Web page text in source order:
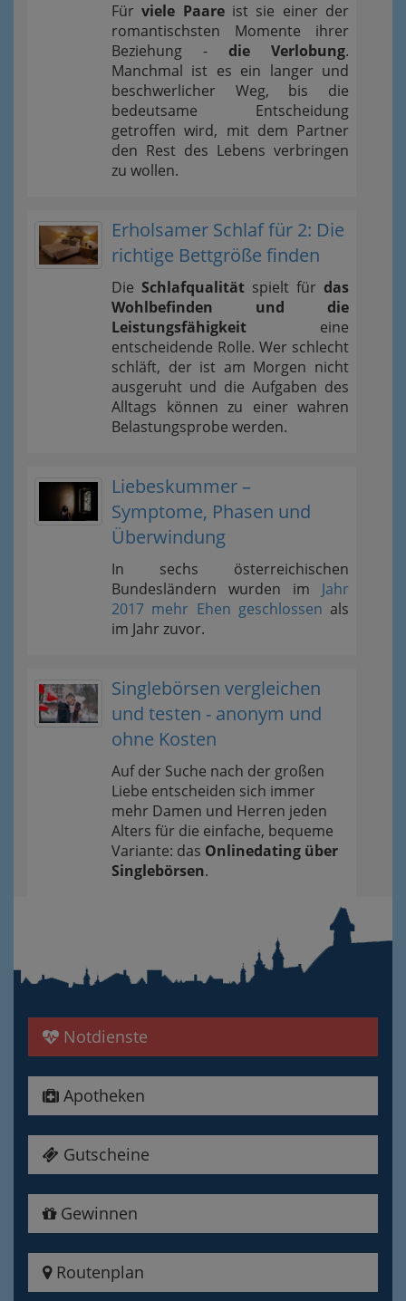
Fürviele Paareist sie einer der
romantischsten Momente ihrer
Beziehung - die Verlobung.
Manchmal ist es ein langer und
beschwerlicher Weg, bis die
bedeutsame Entscheidung
getroffen wird, mit dem Partner
den Rest des Lebens verbringen
zu wollen.
Erholsamer Schlaf für 2: Die
richtige Bettgröße finden
Die Schlafqualität spielt für das
Wohlbefinden und die
Leistungsfähigkeit eine
entscheidende Rolle. Wer schlecht
schläft, der ist am Morgen nicht
ausgeruht und die Aufgaben des
Alltags können zu einer wahren
Belastungsprobe werden.
Liebeskummer –
Symptome, Phasen und
Überwindung
In sechs österreichischen
Bundesländern wurden im Jahr
2017 mehr Ehen geschlossen als
im Jahr zuvor.
Singlebörsen vergleichen
und testen - anonym und
ohne Kosten
Auf der Suche nach der großen
Liebe entscheiden sich immer
mehr Damen und Herren jeden
Alters für die einfache, bequeme
Variante: das Onlinedating über
Singlebörsen.
Notdienste
Apotheken
Gutscheine
Gewinnen
Routenplan